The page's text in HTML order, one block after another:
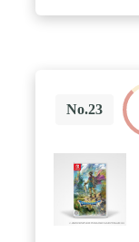
No.23